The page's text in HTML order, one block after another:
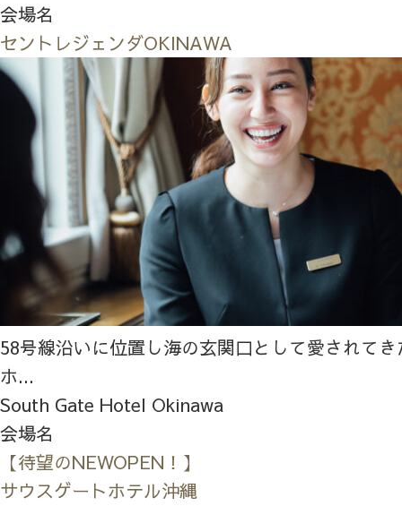
会場名
セントレジェンダOKINAWA
58号線沿いに位置し海の玄関口として愛されて
ホ...
South Gate Hotel Okinawa
会場名
【待望のNEWOPEN！】
サウスゲートホテル沖縄